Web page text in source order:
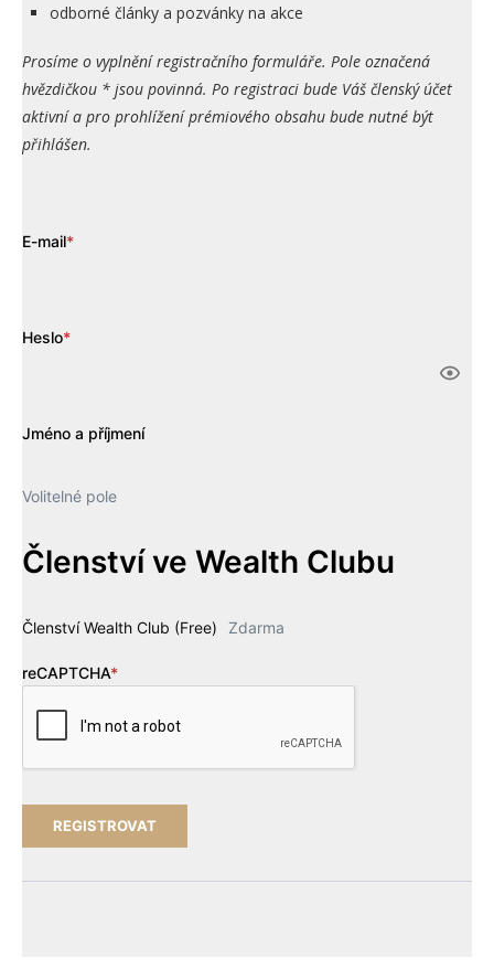
odborné články a pozvánky na akce
Prosíme o vyplnění registračního formuláře. Pole označená
hvězdičkou * jsou povinná. Po registraci bude Váš členský účet
aktivní a pro prohlížení prémiového obsahu bude nutné být
přihlášen.
E-mail*
Heslo*
Jméno a příjmení
Volitelné pole
Členství ve Wealth Clubu
Členství Wealth Club (Free) Zdarma
reCAPTCHA*